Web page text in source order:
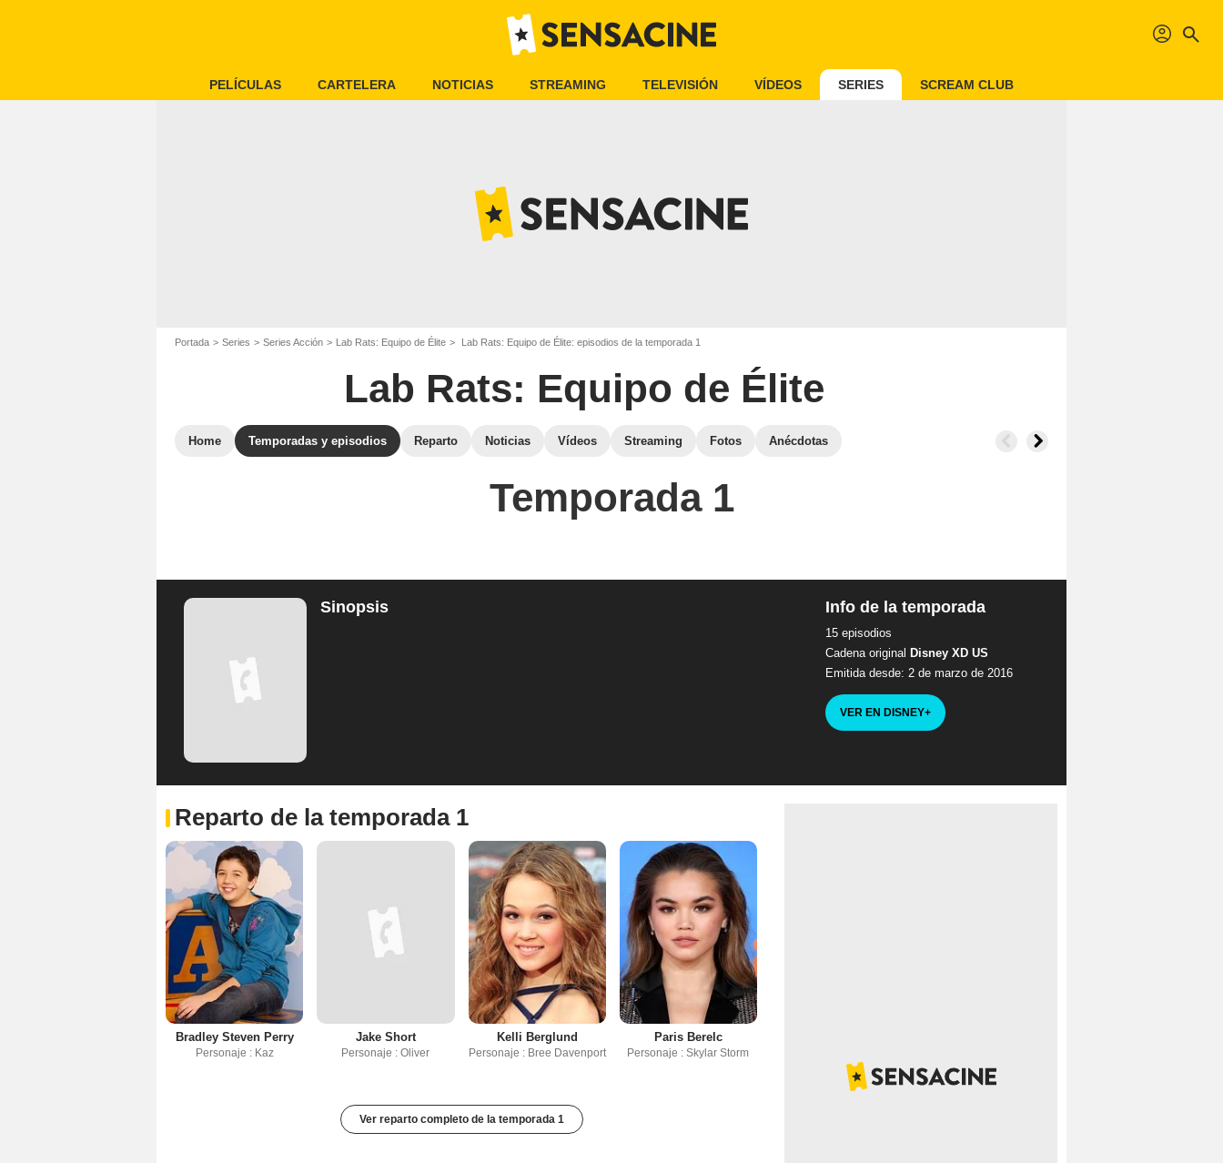
profil search
PELÍCULAS CARTELERA NOTICIAS STREAMING TELEVISIÓN VÍDEOS SERIES SCREAM CLUB
Portada Series Series Acción Lab Rats: Equipo de Élite Lab Rats: Equipo de Élite: episodios de la temporada 1
Lab Rats: Equipo de Élite
Home Temporadas y episodios Reparto Noticias Vídeos Streaming Fotos Anécdotas
Temporada 1
Sinopsis Info de la temporada
15 episodios
Cadena original Disney XD US
Emitida desde: 2 de marzo de 2016
VER EN DISNEY+
Reparto de la temporada 1
Bradley Steven Perry
Personaje : Kaz
Jake Short
Personaje : Oliver
Kelli Berglund
Personaje : Bree Davenport
Paris Berelc
Personaje : Skylar Storm
Ver reparto completo de la temporada 1